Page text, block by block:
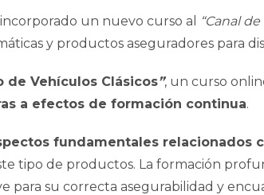
incorporado un nuevo curso al “Canal
y productos aseguradores para
de Vehículos Clásicos”, un curso
a efectos de formación continua.
fundamentales relacionados
tipo de productos. La formación
para su correcta asegurabilidad y